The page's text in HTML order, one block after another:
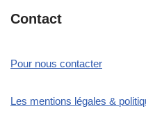
Contact
Pour nous contacter
Les mentions légales &